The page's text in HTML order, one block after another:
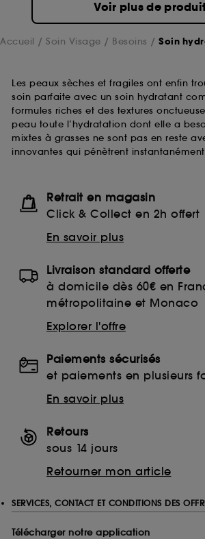
Voir plus de
Accueil Soin Visage Besoins Soin
Les peaux sèches et fragiles ont enfin
soin parfaite avec un soin hydratant
formules riches et des textures
peau toute l’hydratation dont elle a
mixtes à grasses ne sont pas en reste
innovantes qui pénètrent
Retrait en magasin
Click & Collect en 2h offert
En savoir plus
Livraison standard offerte
à domicile dès 60€ en
métropolitaine et Monaco
Explorer l'offre
Paiements sécurisés
et paiements en plusieurs
En savoir plus
Retours
sous 14 jours
Retourner mon article
SERVICES, CONTACT ET CONDITIONS DES
Télécharger notre application